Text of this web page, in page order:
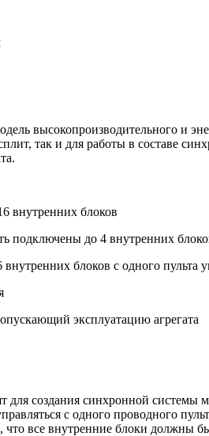
высокопроизводительного и
так и для работы в составе
внутренних блоков
подключены до 4 внутренних
блоков с одного пульта
эксплуатацию агрегата
создания синхронной
с одного проводного
что все внутренние блоки должны